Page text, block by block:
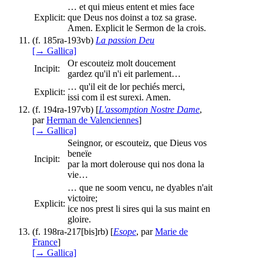
Explicit:
… et qui mieus entent et mies face
que Deus nos doinst a toz sa grase.
Amen. Explicit le Sermon de la crois.
(f. 185ra-193vb) La passion Deu
[→ Gallica]
Incipit:
Or escouteiz molt doucement
gardez qu'il n'i eit parlement…
Explicit:
… qu'il eit de lor pechiés merci,
issi com il est surexi. Amen.
(f. 194ra-197vb) [L'assomption Nostre Dame,
parHerman de Valenciennes]
[→ Gallica]
Incipit:
Seingnor, or escouteiz, que Dieus vos
beneïe
par la mort dolerouse qui nos dona la
vie…
Explicit:
… que ne soom vencu, ne dyables n'ait
victoire;
ice nos prest li sires qui la sus maint en
gloire.
(f. 198ra-217[bis]rb) [Esope, parMarie de
France]
[→ Gallica]